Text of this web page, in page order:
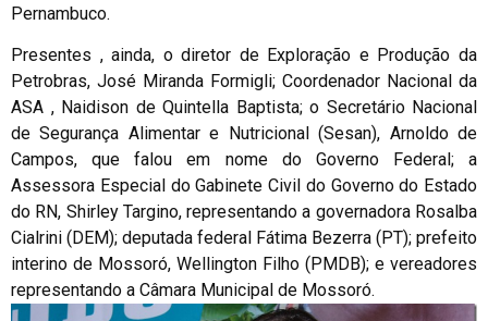
Pernambuco.
Presentes , ainda, o diretor de Exploração e Produção da
Petrobras, José Miranda Formigli; Coordenador Nacional da
ASA , Naidison de Quintella Baptista; o Secretário Nacional
de Segurança Alimentar e Nutricional (Sesan), Arnoldo de
Campos, que falou em nome do Governo Federal; a
Assessora Especial do Gabinete Civil do Governo do Estado
do RN, Shirley Targino, representando a governadora Rosalba
Cialrini (DEM); deputada federal Fátima Bezerra (PT); prefeito
interino de Mossoró, Wellington Filho (PMDB); e vereadores
representando a Câmara Municipal de Mossoró.